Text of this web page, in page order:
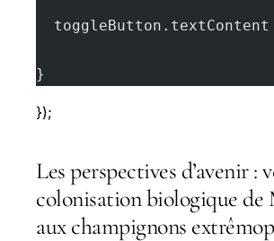
}
});
Les perspectives d’avenir :
colonisation biologique de
aux champignons